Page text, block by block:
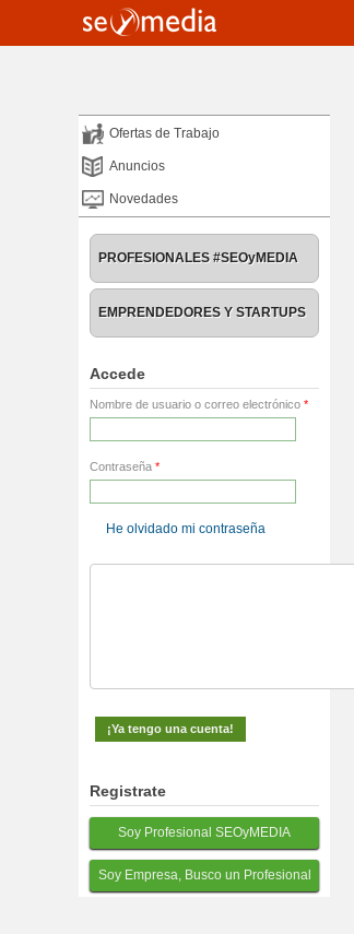
Ofertas de Trabajo
Anuncios
Novedades
PROFESIONALES #SEOyMEDIA
EMPRENDEDORES Y STARTUPS
Accede
Nombre de usuario o correo electrónico *
Contraseña *
He olvidado mi contraseña
Registrate
Soy Profesional SEOyMEDIA
Soy Empresa, Busco un Profesional